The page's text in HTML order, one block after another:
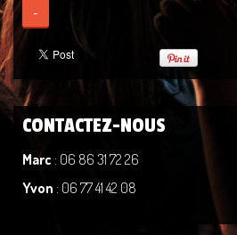
-
CONTACTEZ-NOUS
Marc : 06 86 31 72 26
Yvon : 06 77 41 42 08